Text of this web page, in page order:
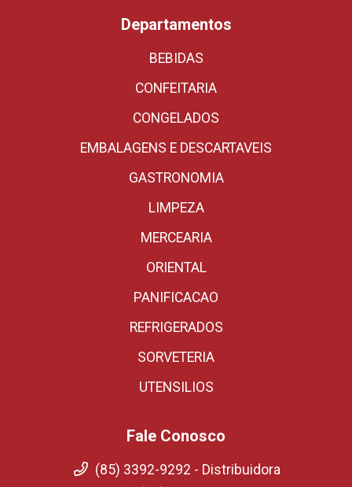
Departamentos
BEBIDAS
CONFEITARIA
CONGELADOS
EMBALAGENS E DESCARTAVEIS
GASTRONOMIA
LIMPEZA
MERCEARIA
ORIENTAL
PANIFICACAO
REFRIGERADOS
SORVETERIA
UTENSILIOS
Fale Conosco
(85) 3392-9292 - Distribuidora